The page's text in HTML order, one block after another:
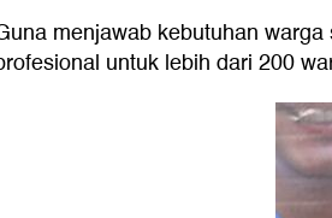
menjawab kebutuhan
untuk lebih dari 200